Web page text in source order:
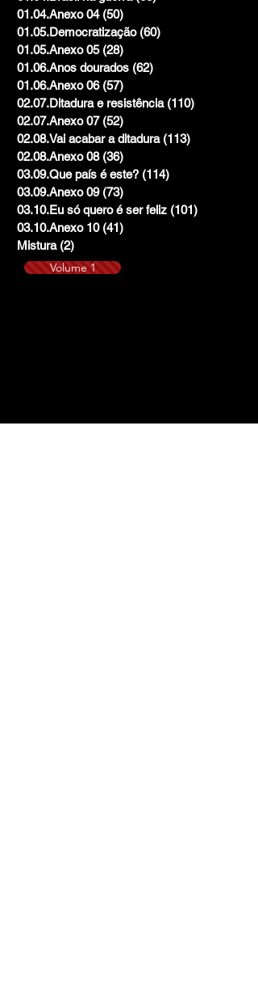
01.04.Anexo 04 (50)
01.05.Democratização (60)
01.05.Anexo 05 (28)
01.06.Anos dourados (62)
01.06.Anexo 06 (57)
02.07.Ditadura e resistência (110)
02.07.Anexo 07 (52)
02.08.Vai acabar a ditadura (113)
02.08.Anexo 08 (36)
03.09.Que país é este? (114)
03.09.Anexo 09 (73)
03.10.Eu só quero é ser feliz (101)
03.10.Anexo 10 (41)
Mistura (2)
Volume 1